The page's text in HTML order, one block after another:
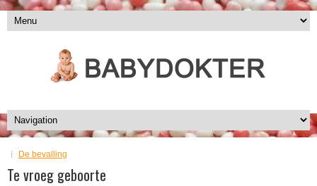
De bevalling
Te vroeg geboorte